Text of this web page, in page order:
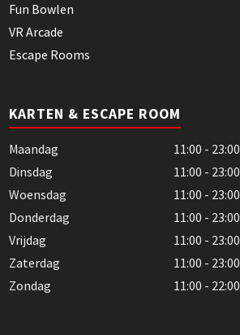
Fun Bowlen
VR Arcade
Escape Rooms
KARTEN & ESCAPE ROOM
Maandag
11:00 - 23:00
Dinsdag
11:00 - 23:00
Woensdag
11:00 - 23:00
Donderdag
11:00 - 23:00
Vrijdag
11:00 - 23:00
Zaterdag
11:00 - 23:00
Zondag
11:00 - 22:00